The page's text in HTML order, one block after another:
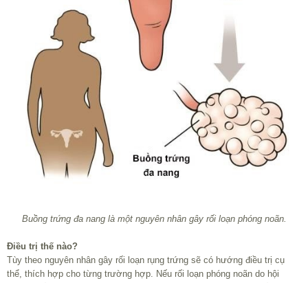
Buồng trứng đa nang là một nguyên nhân gây rối loạn phóng noãn.
Điều trị thế nào?
Tùy theo nguyên nhân gây rối loạn rụng trứng sẽ có hướng điều trị cụ
thể, thích hợp cho từng trường hợp. Nếu rối loạn phóng noãn do hội